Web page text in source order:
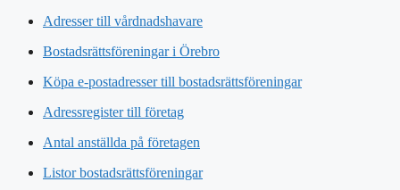
Adresser till vårdnadshavare
Bostadsrättsföreningar i Örebro
Köpa e-postadresser till bostadsrättsföreningar
Adressregister till företag
Antal anställda på företagen
Listor bostadsrättsföreningar